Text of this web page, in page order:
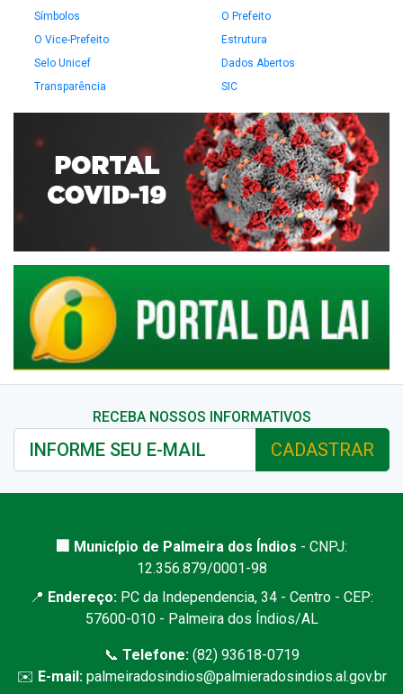
Símbolos
O Prefeito
O Vice-Prefeito
Estrutura
Selo Unicef
Dados Abertos
Transparência
SIC
RECEBA NOSSOS INFORMATIVOS
CADASTRAR
🏢 Município de Palmeira dos Índios - CNPJ:
12.356.879/0001-98
📍 Endereço: PC da Independencia, 34 - Centro - CEP:
57600-010 - Palmeira dos Índios/AL
📞 Telefone:(82) 93618-0719
✉️ E-mail: palmeiradosindios@palmieradosindios.al.gov.br